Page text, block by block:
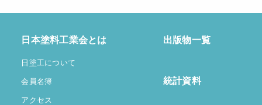
日本塗料工業会とは
日塗工について
会員名簿
アクセス
出版物一覧
統計資料